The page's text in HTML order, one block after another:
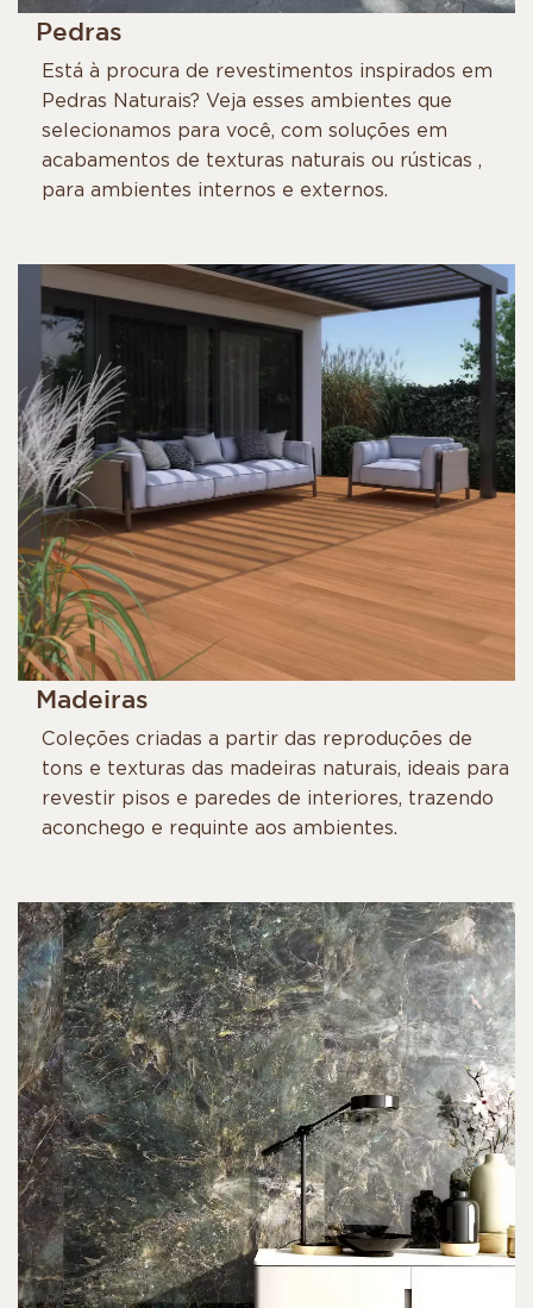
Pedras
Está à procura de revestimentos inspirados em
Pedras Naturais? Veja esses ambientes que
selecionamos para você, com soluções em
acabamentos de texturas naturais ou rústicas ,
para ambientes internos e externos.
Madeiras
Coleções criadas a partir das reproduções de
tons e texturas das madeiras naturais, ideais para
revestir pisos e paredes de interiores, trazendo
aconchego e requinte aos ambientes.